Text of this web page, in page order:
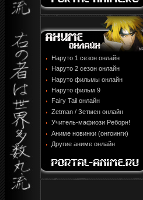
Наруто 1 сезон онлайн
Наруто 2 сезон онлайн
Наруто фильмы онлайн
Наруто фильм 9
Fairy Tail онлайн
Zetman / Зетмен онлайн
Учитель-мафиози Реборн!
Аниме новинки (онгоинги)
Другие аниме онлайн